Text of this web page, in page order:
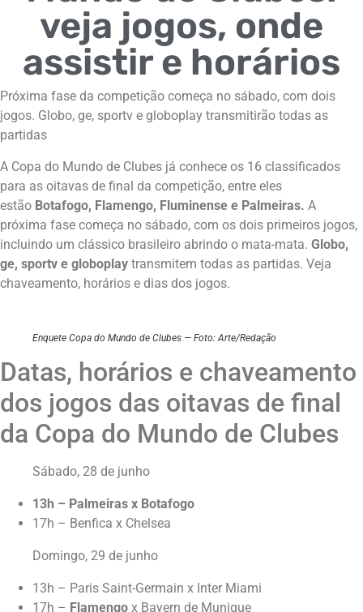
veja jogos, onde
assistir e horários
Próxima fase da competição começa no sábado, com dois
jogos. Globo, ge, sportv e globoplay transmitirão todas as
partidas
A Copa do Mundo de Clubes já conhece os 16 classificados
para as oitavas de final da competição, entre eles
estão Botafogo, Flamengo, Fluminense e Palmeiras. A
próxima fase começa no sábado, com os dois primeiros jogos,
incluindo um clássico brasileiro abrindo o mata-mata. Globo,
ge, sportv e globoplay transmitem todas as partidas. Veja
chaveamento, horários e dias dos jogos.
Enquete Copa do Mundo de Clubes — Foto: Arte/Redação
Datas, horários e chaveamento
dos jogos das oitavas de final
da Copa do Mundo de Clubes
Sábado, 28 de junho
13h – Palmeiras x Botafogo
17h – Benfica x Chelsea
Domingo, 29 de junho
13h – Paris Saint-Germain x Inter Miami
17h – Flamengo x Bayern de Munique